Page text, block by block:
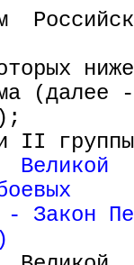
(далее -
Великой
- Закон
)